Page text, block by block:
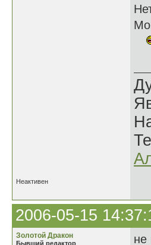
Неактивен
2006-05-15
Золотой Дракон
Бывший редактор не